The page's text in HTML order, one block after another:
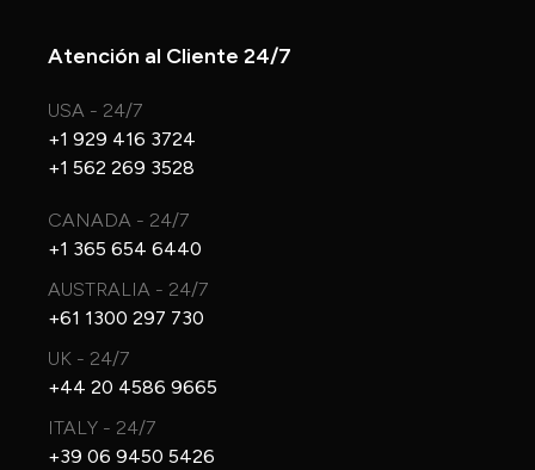
Atención al Cliente 24/7
USA - 24/7
+1 929 416 3724
+1 562 269 3528
CANADA - 24/7
+1 365 654 6440
AUSTRALIA - 24/7
+61 1300 297 730
UK - 24/7
+44 20 4586 9665
ITALY - 24/7
+39 06 9450 5426